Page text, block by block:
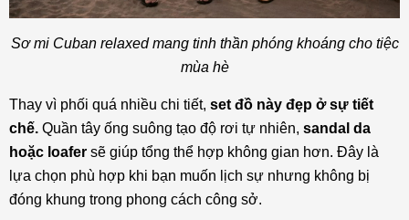
Sơ mi Cuban relaxed mang tinh thần phóng khoáng cho tiệc
mùa hè
Thay vì phối quá nhiều chi tiết, set đồ này đẹp ở sự tiết
chế. Quần tây ống suông tạo độ rơi tự nhiên, sandal da
hoặc loafer sẽ giúp tổng thể hợp không gian hơn. Đây là
lựa chọn phù hợp khi bạn muốn lịch sự nhưng không bị
đóng khung trong phong cách công sở.